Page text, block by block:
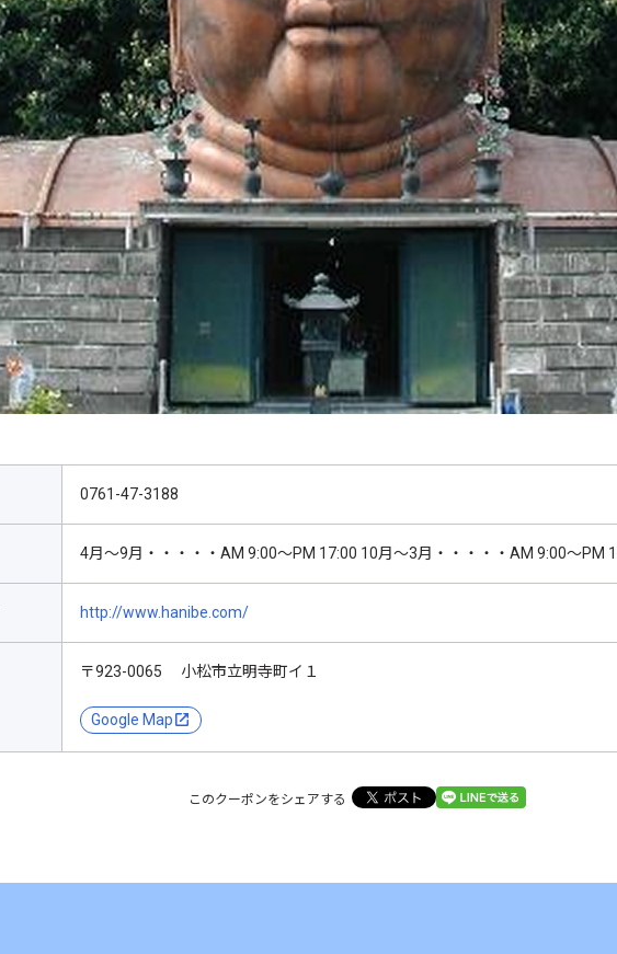
0761-47-3188
4月～9月・・・・・AM 9:00～PM 17:00 10月～3月・・・・・AM 9:00～PM
http://www.hanibe.com/
〒923-0065 小松市立明寺町イ１
Google Map
このクーポンをシェアする